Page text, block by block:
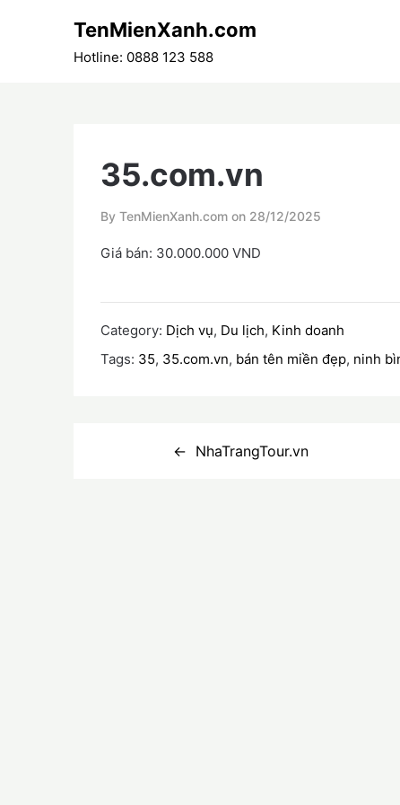
TenMienXanh.com
Hotline: 0888 123 588
35.com.vn
By TenMienXanh.com on 28/12/2025
Giá bán: 30.000.000 VND
Category: Dịch vụ, Du lịch, Kinh doanh
Tags: 35, 35.com.vn, bán tên miền đẹp, ninh
NhaTrangTour.vn